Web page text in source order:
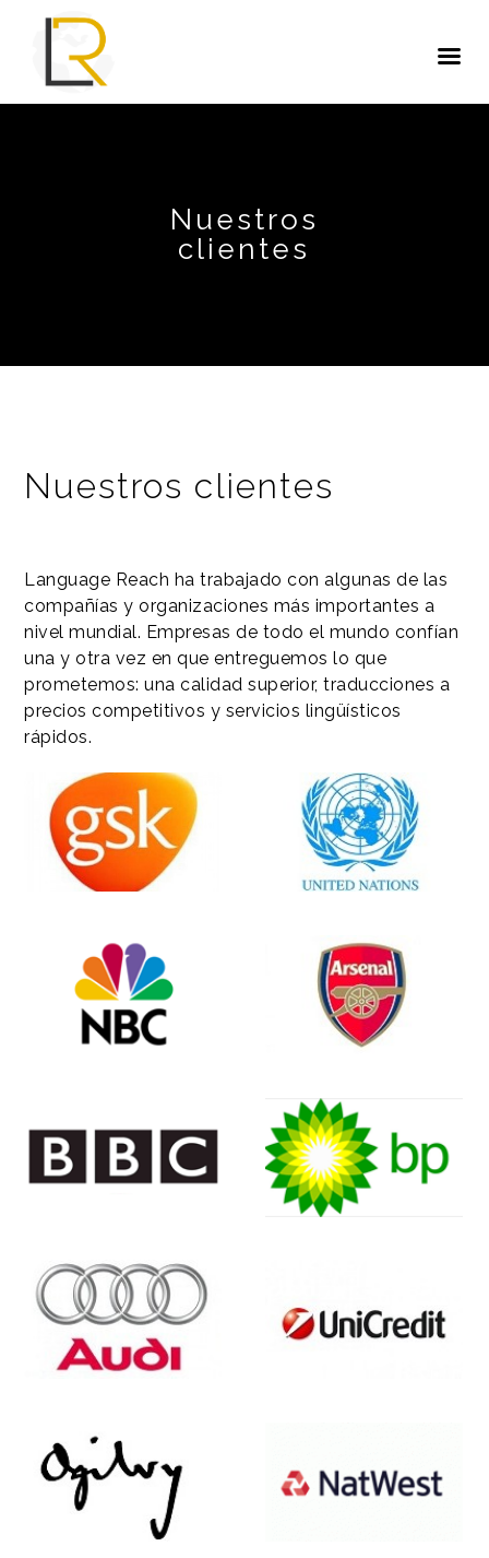
Nuestros
clientes
Nuestros clientes
Language Reach ha trabajado con algunas de las
compañías y organizaciones más importantes a
nivel mundial. Empresas de todo el mundo confían
una y otra vez en que entreguemos lo que
prometemos: una calidad superior, traducciones a
precios competitivos y servicios lingüísticos
rápidos.